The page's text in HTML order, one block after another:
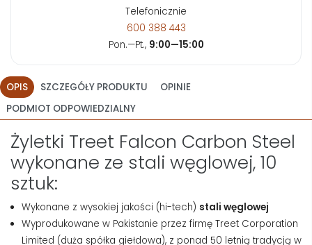
Telefonicznie
600 388 443
Pon.—Pt., 9:00—15:00
OPIS SZCZEGÓŁY PRODUKTU
OPINIE
PODMIOT ODPOWIEDZIALNY
Żyletki Treet Falcon Carbon Steel
wykonane ze stali węglowej, 10
sztuk:
Wykonane z wysokiej jakości (hi-tech) stali węglowej
Wyprodukowane w Pakistanie przez firmę Treet Corporation
Limited (duża spółka giełdowa), z ponad 50 letnią tradycją w